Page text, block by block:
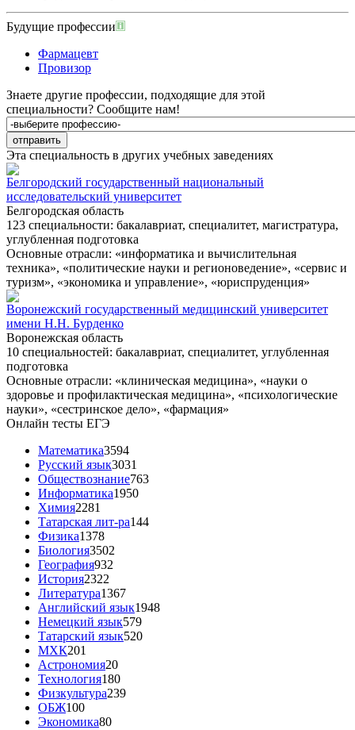
Будущие профессии
Фармацевт
Провизор
Знаете другие профессии, подходящие для этой
специальности? Сообщите нам!
Эта специальность в других учебных заведениях
Белгородский государственный национальный
исследовательский университет
Белгородская область
123 специальности: бакалавриат, специалитет, магистратура,
углубленная подготовка
Основные отрасли: «информатика и вычислительная
техника», «политические науки и регионоведение», «сервис и
туризм», «экономика и управление», «юриспруденция»
Воронежский государственный медицинский университет
имени Н.Н. Бурденко
Воронежская область
10 специальностей: бакалавриат, специалитет, углубленная
подготовка
Основные отрасли: «клиническая медицина», «науки о
здоровье и профилактическая медицина», «психологические
науки», «сестринское дело», «фармация»
Онлайн тесты ЕГЭ
Математика3594
Русский язык3031
Обществознание763
Информатика1950
Химия2281
Татарская лит-ра144
Физика1378
Биология3502
География932
История2322
Литература1367
Английский язык1948
Немецкий язык579
Татарский язык520
МХК201
Астрономия20
Технология180
Физкультура239
ОБЖ100
Экономика80